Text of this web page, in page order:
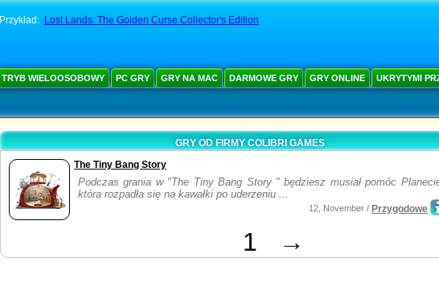
Przykład: Lost Lands: The Golden Curse Collector's Edition
TRYB WIELOOSOBOWY PC GRY GRY NA MAC DARMOWE GRY GRY ONLINE UKRYTYMI
GRY OD FIRMY COLIBRI GAMES
The Tiny Bang Story
Podczas grania w "The Tiny Bang Story " będziesz musiał pomóc
która rozpadła się na kawałki po uderzeniu ...
12, November / Przygodowe
1 →